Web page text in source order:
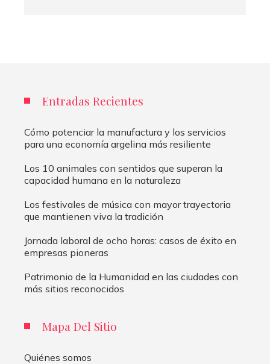
Entradas Recientes
Cómo potenciar la manufactura y los servicios
para una economía argelina más resiliente
Los 10 animales con sentidos que superan la
capacidad humana en la naturaleza
Los festivales de música con mayor trayectoria
que mantienen viva la tradición
Jornada laboral de ocho horas: casos de éxito en
empresas pioneras
Patrimonio de la Humanidad en las ciudades con
más sitios reconocidos
Mapa Del Sitio
Quiénes somos